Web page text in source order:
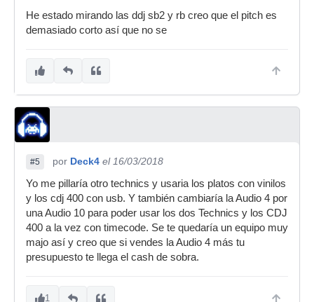
He estado mirando las ddj sb2 y rb creo que el pitch es
demasiado corto así que no se
#5 por Deck4 el 16/03/2018
Yo me pillaría otro technics y usaria los platos con vinilos
y los cdj 400 con usb. Y también cambiaría la Audio 4 por
una Audio 10 para poder usar los dos Technics y los CDJ
400 a la vez con timecode. Se te quedaría un equipo muy
majo así y creo que si vendes la Audio 4 más tu
presupuesto te llega el cash de sobra.
1